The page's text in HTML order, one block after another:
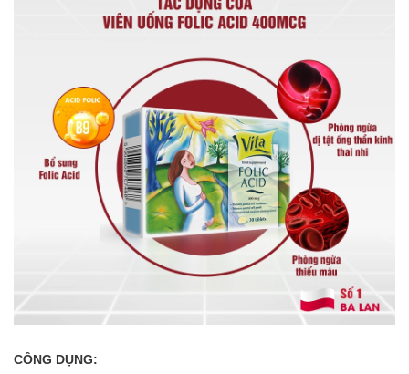
CÔNG DỤNG: